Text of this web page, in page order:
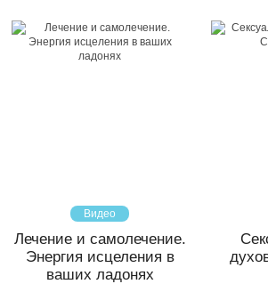
Видео
Лечение и самолечение.
Энергия исцеления в
ваших ладонях